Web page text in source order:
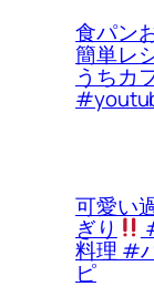
食パン
簡単レ
うちカ
可愛い
ぎり
料理 #
ピ